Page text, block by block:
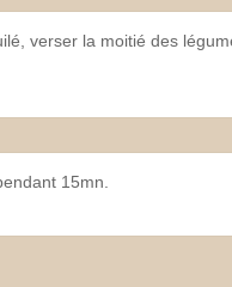
verser la moitié des
15mn.